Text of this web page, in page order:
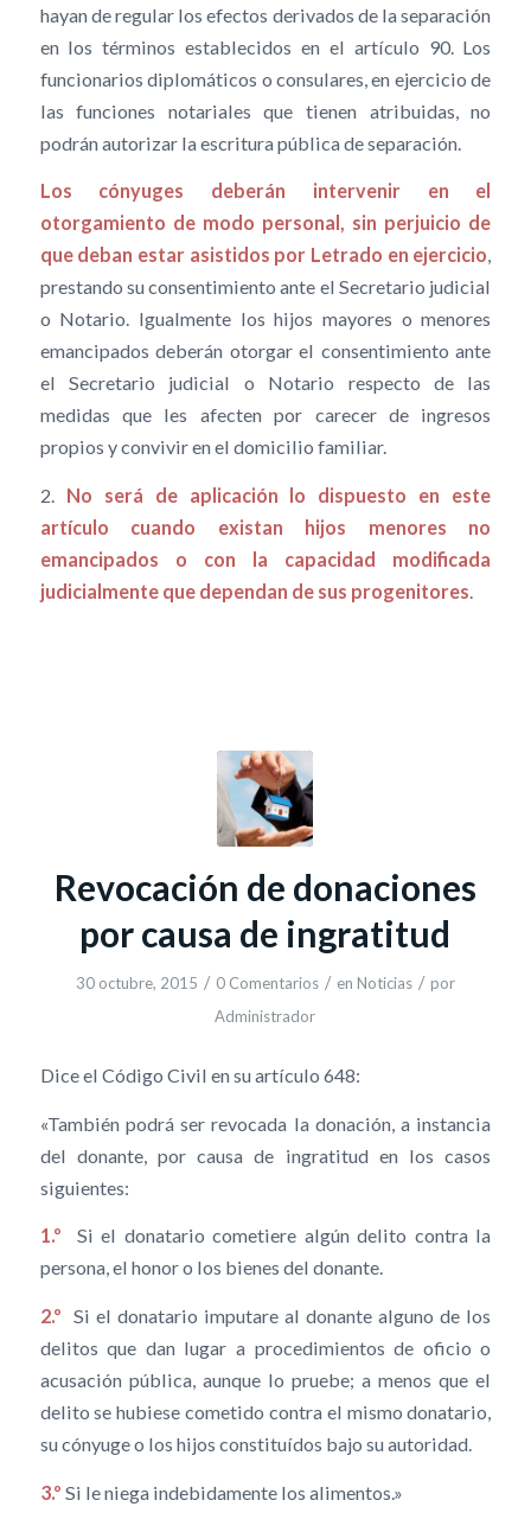
hayan de regular los efectos derivados de la separación
en los términos establecidos en el artículo 90. Los
funcionarios diplomáticos o consulares, en ejercicio de
las funciones notariales que tienen atribuidas, no
podrán autorizar la escritura pública de separación.
Los cónyuges deberán intervenir en el
otorgamiento de modo personal, sin perjuicio de
que deban estar asistidos por Letrado en ejercicio,
prestando su consentimiento ante el Secretario judicial
o Notario. Igualmente los hijos mayores o menores
emancipados deberán otorgar el consentimiento ante
el Secretario judicial o Notario respecto de las
medidas que les afecten por carecer de ingresos
propios y convivir en el domicilio familiar.
2. No será de aplicación lo dispuesto en este
artículo cuando existan hijos menores no
emancipados o con la capacidad modificada
judicialmente que dependan de sus progenitores.
Revocación de donaciones
por causa de ingratitud
30 octubre, 2015 / 0 Comentarios / en Noticias / por
Administrador
Dice el Código Civil en su artículo 648:
«También podrá ser revocada la donación, a instancia
del donante, por causa de ingratitud en los casos
siguientes:
1.º
Si el donatario cometiere algún delito contra la
persona, el honor o los bienes del donante.
2.º Si el donatario imputare al donante alguno de los
delitos que dan lugar a procedimientos de oficio o
acusación pública, aunque lo pruebe; a menos que el
delito se hubiese cometido contra el mismo donatario,
su cónyuge o los hijos constituídos bajo su autoridad.
3.º Si le niega indebidamente los alimentos.»